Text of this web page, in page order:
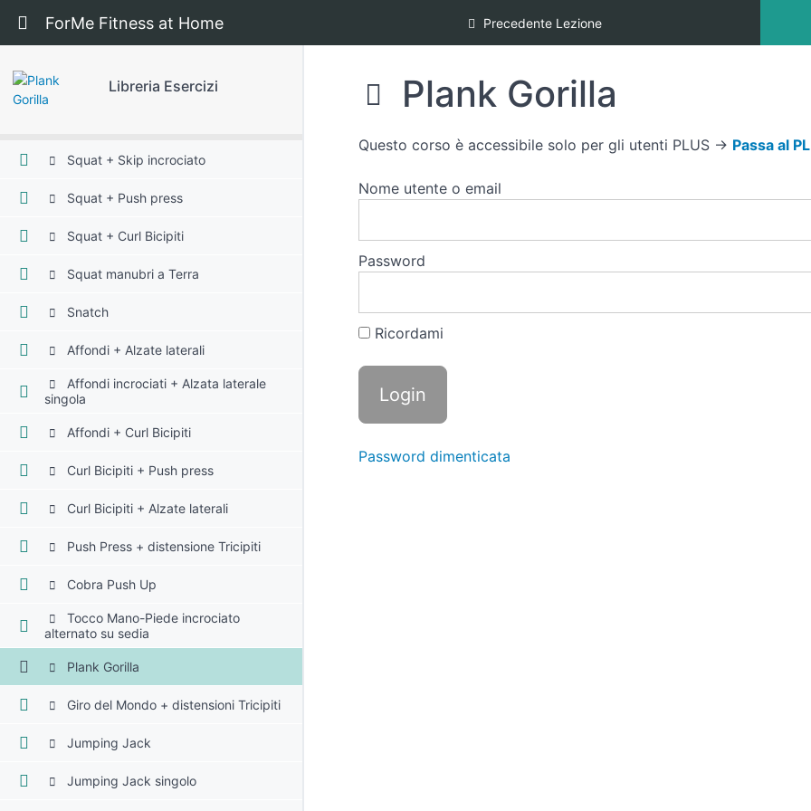
Ritorna a corso: Libreria Esercizi
ForMe Fitness at Home Precedente Lezione
Libreria Esercizi
Esercizi Parte Alta
Squat + Skip incrociato
Squat + Push press
Squat + Curl Bicipiti
Squat manubri a Terra
Snatch
Affondi + Alzate laterali
Affondi incrociati + Alzata laterale
singola
Affondi + Curl Bicipiti
Curl Bicipiti + Push press
Curl Bicipiti + Alzate laterali
Push Press + distensione Tricipiti
Cobra Push Up
Tocco Mano-Piede incrociato
alternato su sedia
Plank Gorilla
Giro del Mondo + distensioni Tricipiti
Jumping Jack
Jumping Jack singolo
Plank Gorilla
Questo corso è accessibile solo per gli utenti PLUS → Passa al
Nome utente o email
Password
Ricordami
Password dimenticata